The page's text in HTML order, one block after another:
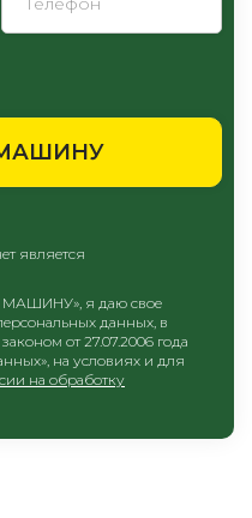
является
МАШИНУ», я даю свое
данных, в
от 27.07.2006 года
на условиях и для
на обработку